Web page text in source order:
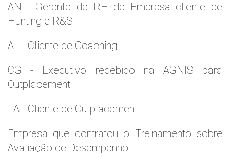
AN - Gerente de RH de Empresa cliente de
Hunting e R&S
AL - Cliente de Coaching
CG - Executivo recebido na AGNIS para
Outplacement
LA - Cliente de Outplacement
Empresa que contratou o Treinamento sobre
Avaliação de Desempenho